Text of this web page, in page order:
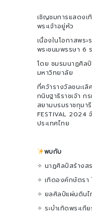
เชิญชมการแสดงเ
พระเจ้าอยู่หัว
เนื่องในโอกาสพร
พระชนมพรรษา 6
โดย ชมรมนาฏศิล
มหาวิทยาลัย
ที่คว้ารางวัลชนะเ
กนิษฐาธิราชเจ้า ก
สยามบรมราชกุมา
FESTIVAL 2024
ประเทศไทย
พบกับ
✧ นาฏศิลป์สร้างส
✧ เทิดองค์กษัตรา
✧ ยลศิลป์แผ่นดินไ
✧ ระบำเทิดพระเกี